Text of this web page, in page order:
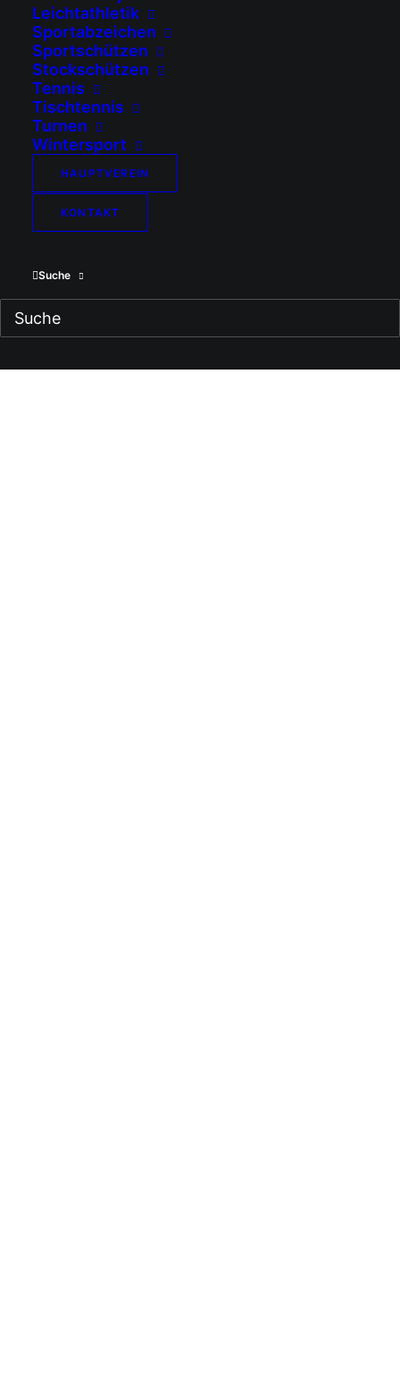
Leichtathletik
Sportabzeichen
Sportschützen
Stockschützen
Tennis
Tischtennis
Turnen
Wintersport
HAUPTVEREIN
KONTAKT
Suche